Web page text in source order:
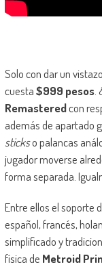
Solo con dar un
cuesta$999 pesos.
Remasteredcon
además de apartado
stickso palancas
jugador moverse
forma separada.
Entre ellos el soporte
español, francés,
simplificado y
física de Metroid